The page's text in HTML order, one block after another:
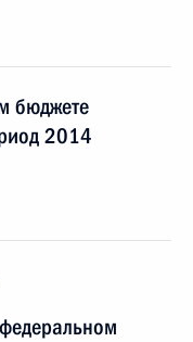
бюджете
2014